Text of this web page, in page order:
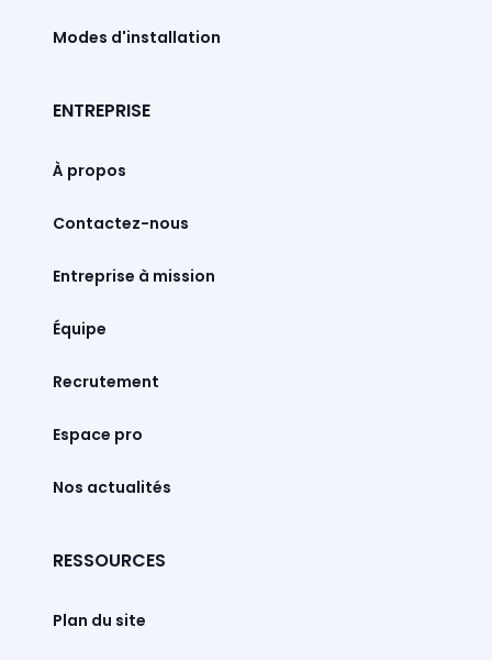
Modes d'installation
ENTREPRISE
À propos
Contactez-nous
Entreprise à mission
Équipe
Recrutement
Espace pro
Nos actualités
RESSOURCES
Plan du site